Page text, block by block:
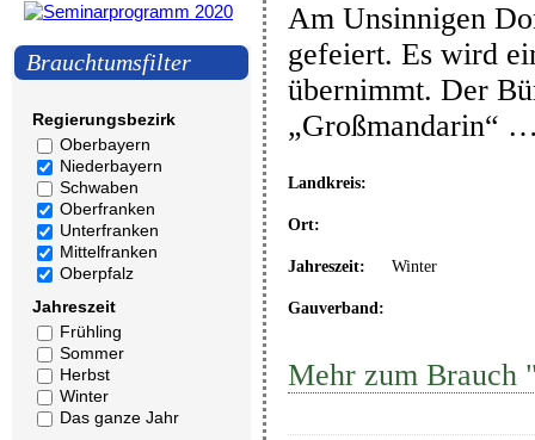
Brauchtumsfilter
Regierungsbezirk
Oberbayern
Niederbayern
Schwaben
Oberfranken
Unterfranken
Mittelfranken
Oberpfalz
Jahreszeit
Frühling
Sommer
Herbst
Winter
Das ganze Jahr
Am Unsinnigen
gefeiert. Es wird
übernimmt. Der
„Großmandarin“
Landkreis:
Ort:
Jahreszeit: Winter
Gauverband:
Mehr zum Brauch